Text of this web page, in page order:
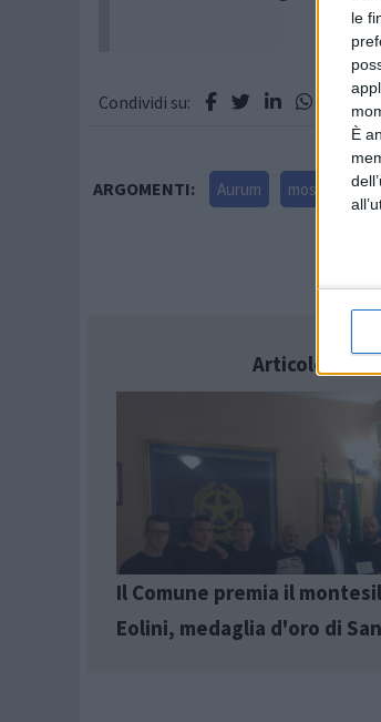
le
È
Condividi su:
ARGOMENTI: Aurum mostra
Articolo
Il Comune premia il
Eolini, medaglia d'oro di